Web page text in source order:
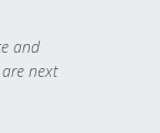
and
next